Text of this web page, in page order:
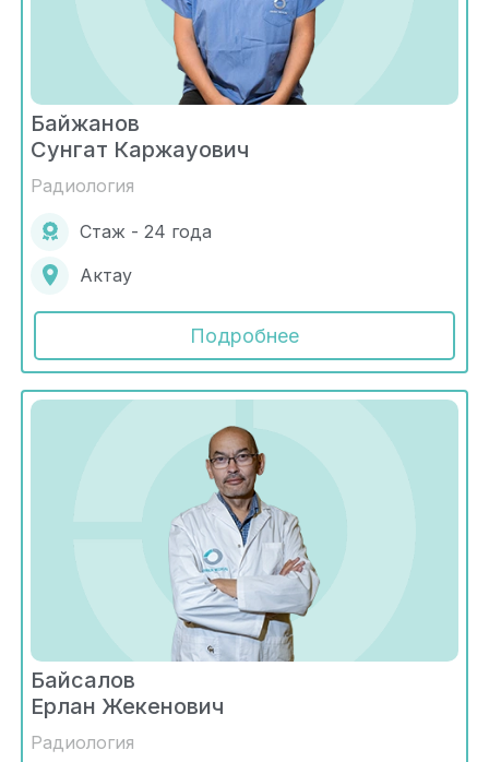
Байжанов
Сунгат Каржауович
Радиология
Стаж - 24 года
Актау
Подробнее
Байсалов
Ерлан Жекенович
Радиология